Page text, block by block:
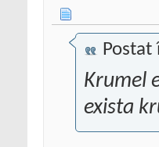
Postat
Krumel
exista